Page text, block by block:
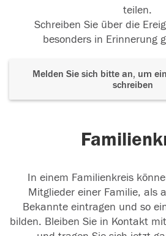
teilen.
Schreiben Sie über die
besonders in Erinnerung
Melden Sie sich bitte an, um
schreiben
In einem Familienkreis
Mitglieder einer Familie, als
Bekannte eintragen und so
bilden. Bleiben Sie in Kontakt